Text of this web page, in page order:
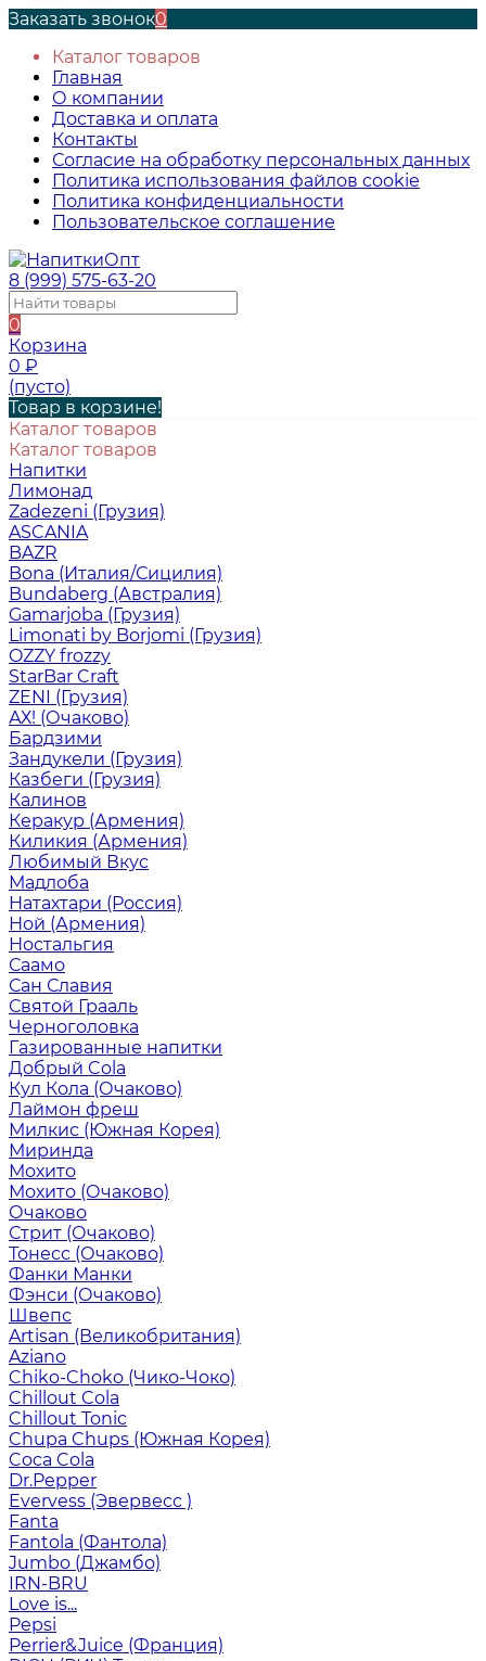
Заказать звонок0
Каталог товаров
Главная
О компании
Доставка и оплата
Контакты
Согласие на обработку персональных данных
Политика использования файлов cookie
Политика конфиденциальности
Пользовательское соглашение
8 (999) 575-63-20
0
Корзина
0 ₽
(пусто)
Товар в корзине!
Каталог товаров
Каталог товаров
Напитки
Лимонад
Zadezeni (Грузия)
ASCANIA
BAZR
Bona (Италия/Сицилия)
Bundaberg (Австралия)
Gamarjoba (Грузия)
Limonati by Borjomi (Грузия)
OZZY frozzy
StarBar Craft
ZENI (Грузия)
АХ! (Очаково)
Бардзими
Зандукели (Грузия)
Казбеги (Грузия)
Калинов
Керакур (Армения)
Киликия (Армения)
Любимый Вкус
Мадлоба
Натахтари (Россия)
Ной (Армения)
Ностальгия
Саамо
Сан Славия
Святой Грааль
Черноголовка
Газированные напитки
Добрый Cola
Кул Кола (Очаково)
Лаймон фреш
Милкис (Южная Корея)
Миринда
Мохито
Мохито (Очаково)
Очаково
Стрит (Очаково)
Тонесс (Очаково)
Фанки Манки
Фэнси (Очаково)
Швепс
Artisan (Великобритания)
Aziano
Chiko-Choko (Чико-Чоко)
Chillout Cola
Chillout Tonic
Chupa Chups (Южная Корея)
Coca Cola
Dr.Pepper
Evervess (Эвервесс )
Fanta
Fantola (Фантола)
Jumbo (Джамбо)
IRN-BRU
Love is...
Pepsi
Perrier&Juice (Франция)